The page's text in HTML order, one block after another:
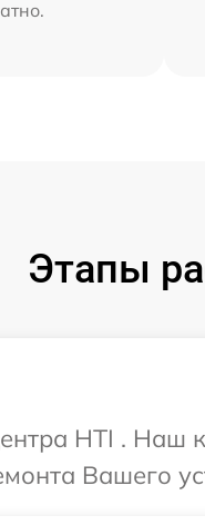
Этапы
HTI . Наш
Вашего